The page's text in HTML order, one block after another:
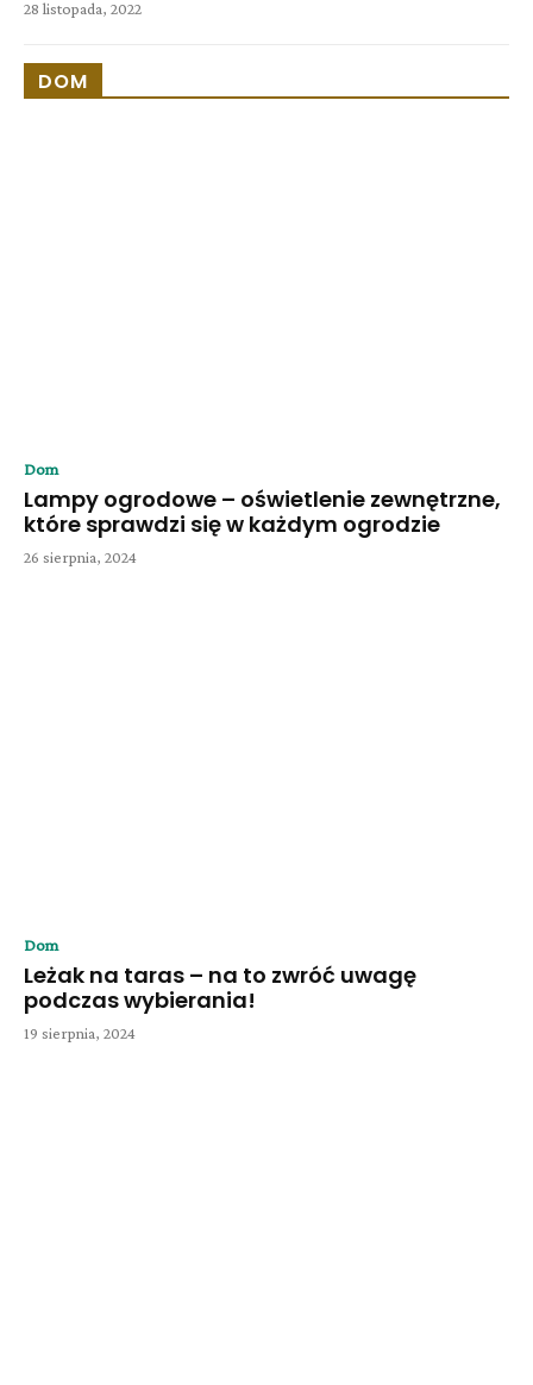
28 listopada, 2022
DOM
Dom
Lampy ogrodowe – oświetlenie zewnętrzne,
które sprawdzi się w każdym ogrodzie
26 sierpnia, 2024
Dom
Leżak na taras – na to zwróć uwagę
podczas wybierania!
19 sierpnia, 2024